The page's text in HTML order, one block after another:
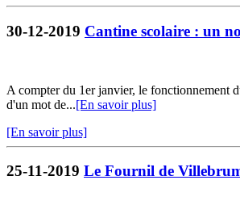
30-12-2019 Cantine scolaire : un
A compter du 1er janvier, le fonctionnement
d'un mot de...[En savoir plus]
[En savoir plus]
25-11-2019 Le Fournil de